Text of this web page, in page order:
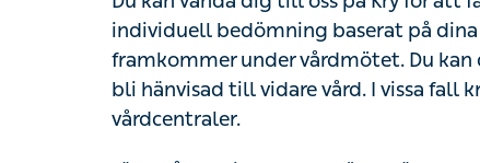
vidare vård. I vissa fall krävs en fysisk
Tänk på att ditt barn behöver närvara
måste du vara vårdnadshavare till barnet.